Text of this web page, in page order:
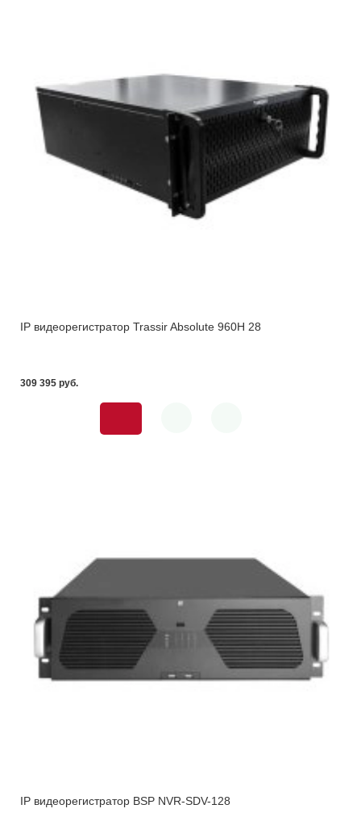
IP видеорегистратор Trassir Absolute 960H 28
309 395 pуб.
IP видеорегистратор BSP NVR-SDV-128